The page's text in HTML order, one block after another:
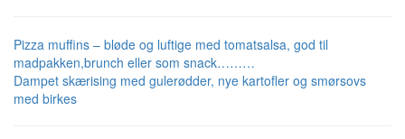
Pizza muffins – bløde og luftige med tomatsalsa, god til
madpakken,brunch eller som snack………
Dampet skærising med gulerødder, nye kartofler og smørsovs
med birkes